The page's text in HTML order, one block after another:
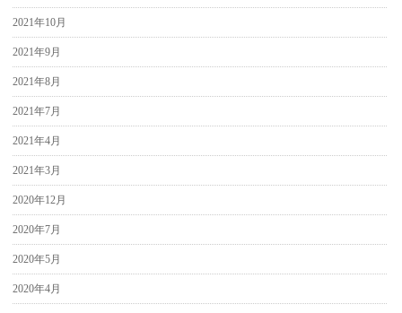
2021年10月
2021年9月
2021年8月
2021年7月
2021年4月
2021年3月
2020年12月
2020年7月
2020年5月
2020年4月